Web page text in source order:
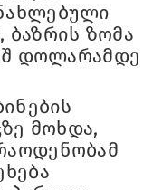
ბაზრის ზომა
დოლარამდე
მოხდა,